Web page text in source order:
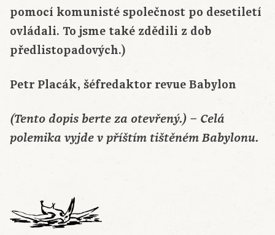
pomocí komunisté společnost po desetiletí
ovládali. To jsme také zdědili z dob
předlistopadových.)
Petr Placák, šéfredaktor revue Babylon
(Tento dopis berte za otevřený.) – Celá
polemika vyjde v příštím tištěném Babylonu.